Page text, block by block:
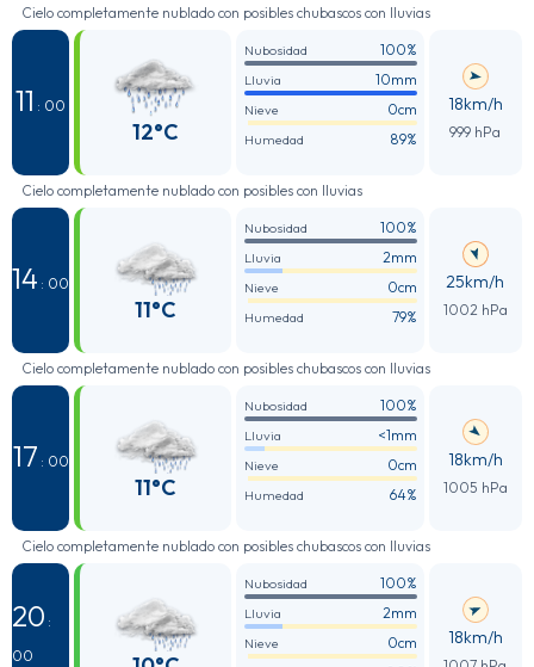
Cielo completamente nublado con posibles chubascos con lluvias
11 : 00
12°C
Nubosidad 100%
Lluvia 10mm
Nieve 0cm
Humedad 89%
18km/h
999 hPa
Cielo completamente nublado con posibles con lluvias
14 : 00
11°C
Nubosidad 100%
Lluvia 2mm
Nieve 0cm
Humedad 79%
25km/h
1002 hPa
Cielo completamente nublado con posibles chubascos con lluvias
17 : 00
11°C
Nubosidad 100%
Lluvia <1mm
Nieve 0cm
Humedad 64%
18km/h
1005 hPa
Cielo completamente nublado con posibles chubascos con lluvias
20 :
00
Nubosidad 100%
Lluvia 2mm
Nieve 0cm 18km/h